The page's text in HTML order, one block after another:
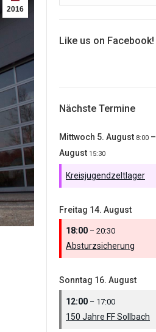
2016
Like us on Facebook!
Nächste Termine
Mittwoch 5. August 8:00 –
August 15:30
Kreisjugendzeltlager
Freitag 14. August
18:00 – 20:30
Absturzsicherung
Sonntag 16. August
12:00 – 17:00
150 Jahre FF Sollbach